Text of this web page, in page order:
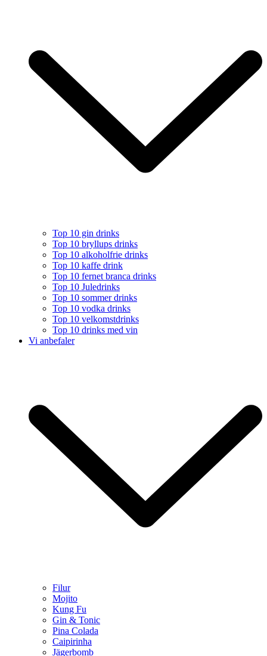
Top 10 gin drinks
Top 10 bryllups drinks
Top 10 alkoholfrie drinks
Top 10 kaffe drink
Top 10 fernet branca drinks
Top 10 Juledrinks
Top 10 sommer drinks
Top 10 vodka drinks
Top 10 velkomstdrinks
Top 10 drinks med vin
Vi anbefaler
Filur
Mojito
Kung Fu
Gin & Tonic
Pina Colada
Caipirinha
Jägerbomb